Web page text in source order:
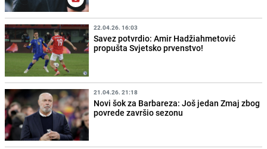
22.04.26. 16:03
Savez potvrdio: Amir Hadžiahmetović
propušta Svjetsko prvenstvo!
21.04.26. 21:18
Novi šok za Barbareza: Još jedan Zmaj zbog
povrede završio sezonu